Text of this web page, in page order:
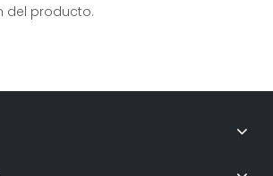
del producto.